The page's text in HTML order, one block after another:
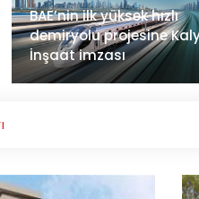
Mimarlık ve mühendislik
projeleri e-PYS ile dijital
ortama taşınacak